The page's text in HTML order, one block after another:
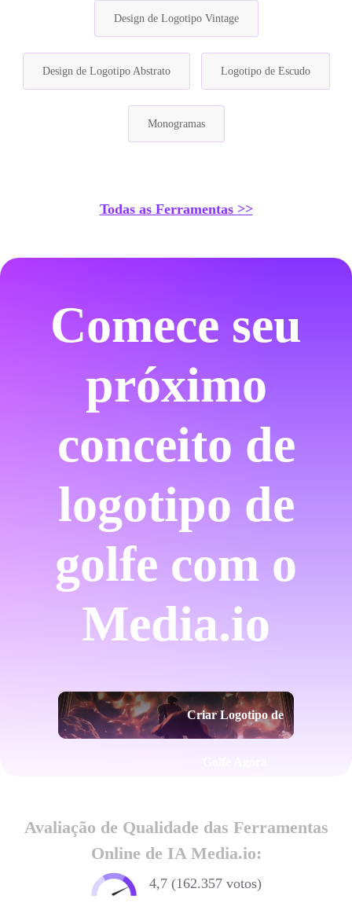
Design de Logotipo Vintage
Design de Logotipo Abstrato Logotipo de Escudo
Monogramas
Todas as Ferramentas >>
Comece seu
próximo
conceito de
logotipo de
golfe com o
Media.io
Criar Logotipo de
Avaliação de Qualidade das Ferramentas
Online de IA Media.io:
4,7 (162.357 votos)